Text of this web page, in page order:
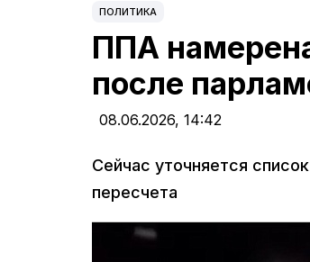
ПОЛИТИКА
ППА
после
08.06.2026, 14:42
Сейчас уточняется
пересчета